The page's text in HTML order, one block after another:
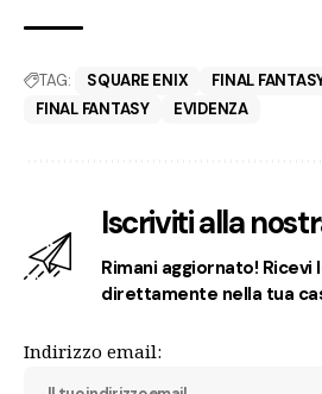
TAG: SQUARE ENIX
FINAL
FINAL FANTASY
EVIDENZA
Iscriviti alla
Rimani aggiornato!
direttamente nella tua
Indirizzo email: